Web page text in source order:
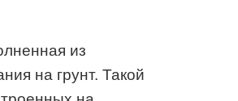
из
на грунт. Такой